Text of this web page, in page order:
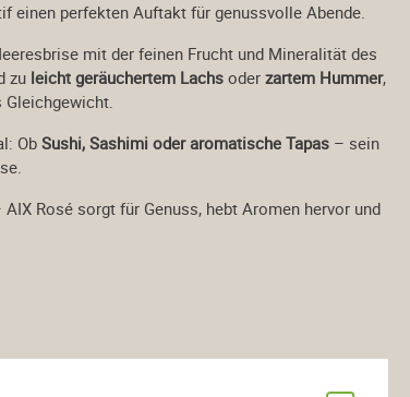
einen perfekten Auftakt für genussvolle Abende.
mit der feinen Frucht und Mineralität des
zu leicht geräuchertem Lachs oder zartem Hummer,
Ob Sushi, Sashimi oder aromatische Tapas – sein
Rosé sorgt für Genuss, hebt Aromen hervor und